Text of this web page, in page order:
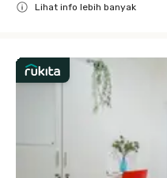
Lihat info lebih banyak